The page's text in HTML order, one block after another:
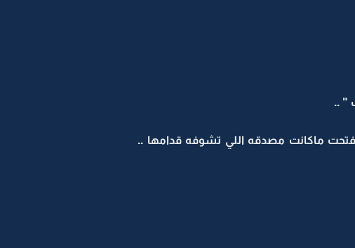
" ..
ماكانت مصدقه اللي تشوفه قدامها ..